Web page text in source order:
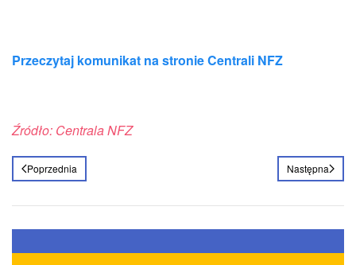
Przeczytaj komunikat na stronie Centrali NFZ
Źródło: Centrala NFZ
Poprzednia Następna